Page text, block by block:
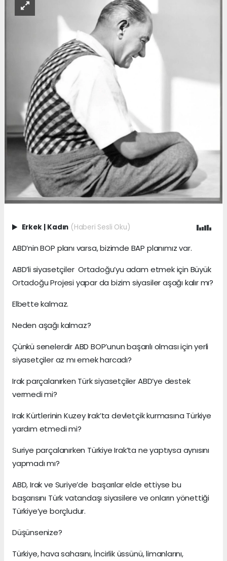
Erkek | Kadın (Haberi Sesli Oku)
ABD’nin BOP planı varsa, bizimde BAP planımız var.
ABD’li siyasetçiler Ortadoğu’yu adam etmek için Büyük
Ortadoğu Projesi yapar da bizim siyasiler aşağı kalır mı?
Elbette kalmaz.
Neden aşağı kalmaz?
Çünkü senelerdir ABD BOP’unun başarılı olması için yerli
siyasetçiler az mı emek harcadı?
Irak parçalanırken Türk siyasetçiler ABD’ye destek
vermedi mi?
Irak Kürtlerinin Kuzey Irak’ta devletçik kurmasına Türkiye
yardım etmedi mi?
Suriye parçalanırken Türkiye Irak’ta ne yaptıysa aynısını
yapmadı mı?
ABD, Irak ve Suriye’de başarılar elde ettiyse bu
başarısını Türk vatandaşı siyasilere ve onların yönettiği
Türkiye’ye borçludur.
Düşünsenize?
Türkiye, hava sahasını, İncirlik üssünü, limanlarını,